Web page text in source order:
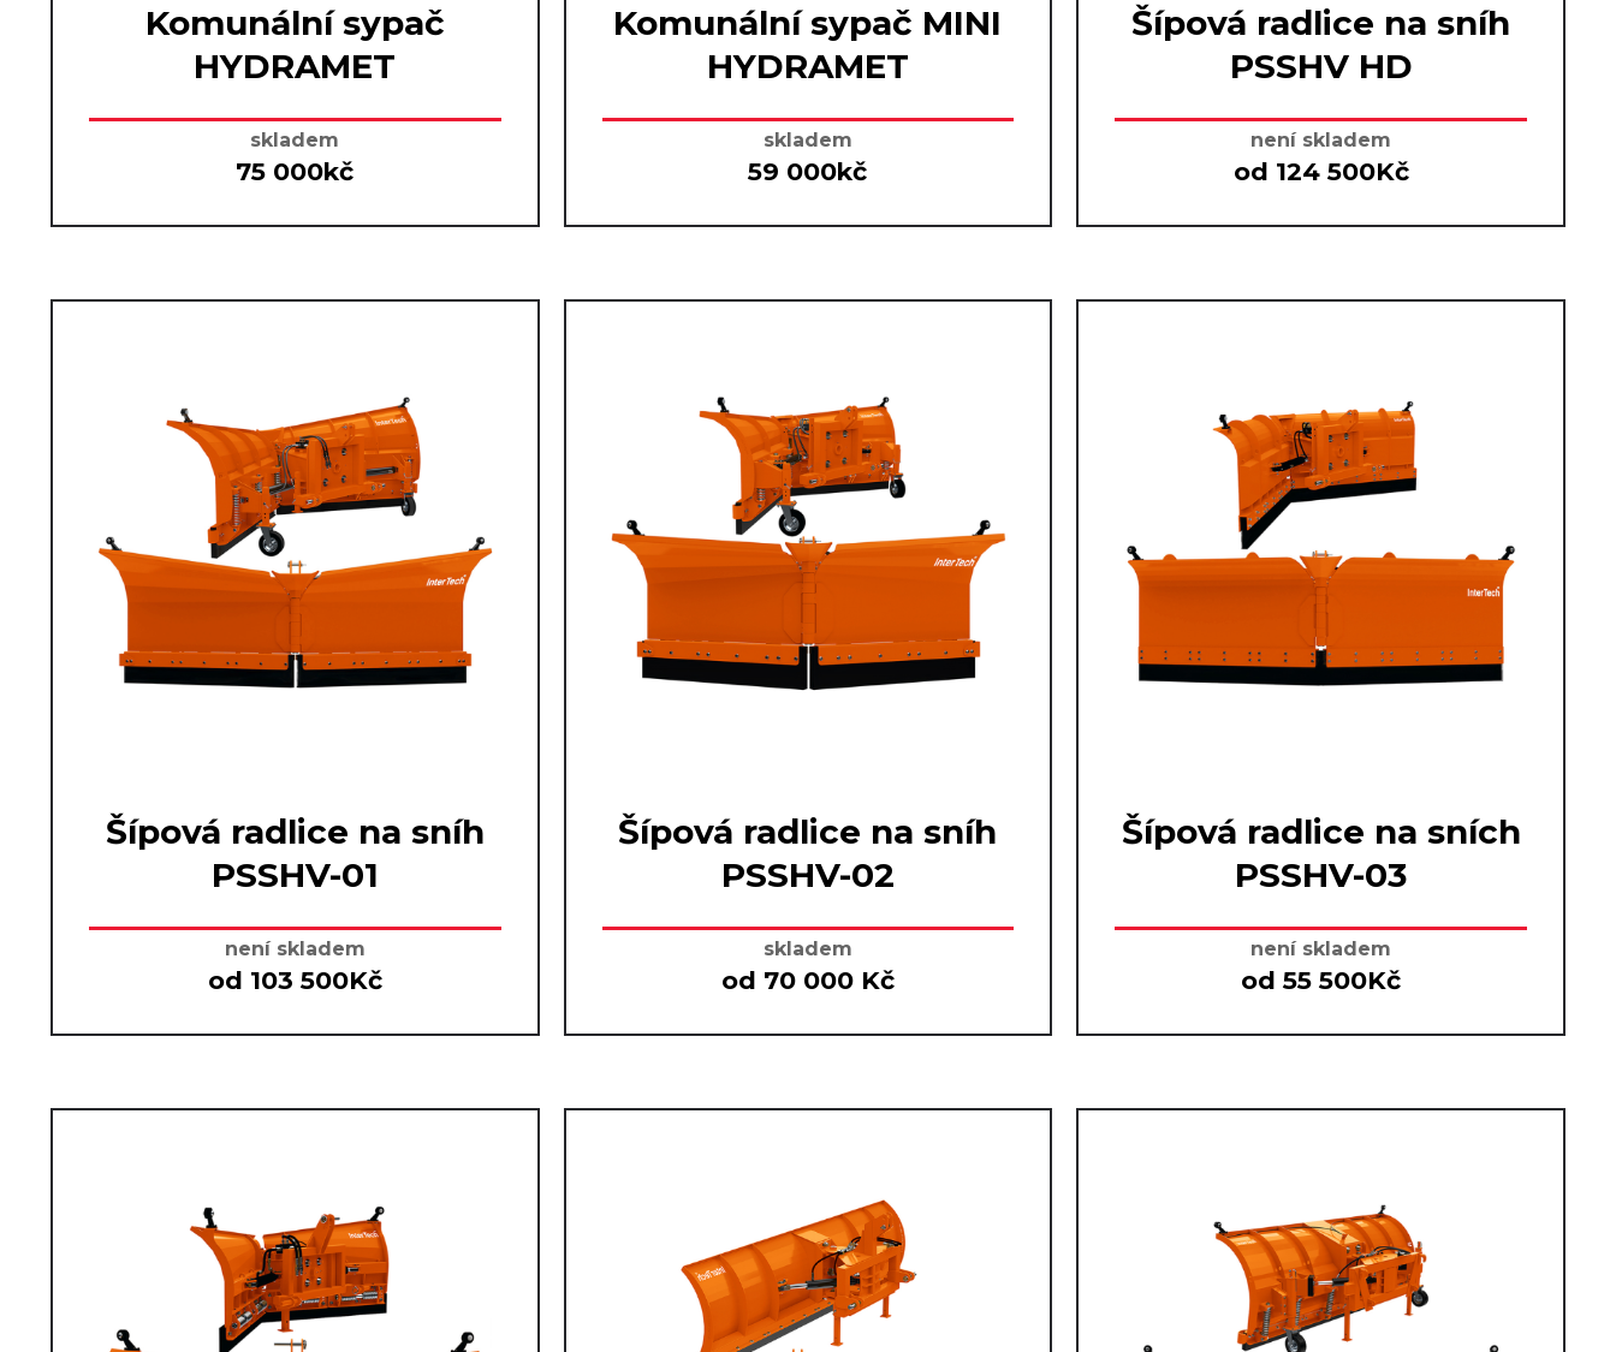
Komunální sypač
HYDRAMET
skladem
75 000kč
Komunální sypač MINI
HYDRAMET
skladem
59 000kč
Šípová radlice na sníh
PSSHV HD
není skladem
od 124 500Kč
Šípová radlice na sníh
PSSHV-01
není skladem
od 103 500Kč
Šípová radlice na sníh
PSSHV-02
skladem
od 70 000 Kč
Šípová radlice na sních
PSSHV-03
není skladem
od 55 500Kč